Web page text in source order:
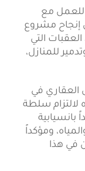
للعمل مع
إنجاح مشروع
التي
للمنازل،
العقاري في
لالتزام سلطة
بانسيابية
ومؤكداً
في هذا